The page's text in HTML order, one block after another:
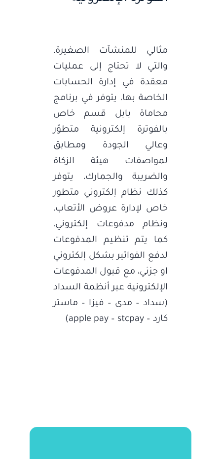
مثالي للمنشآت الصغيرة،
والتي لا تحتاج إلى عمليات
معقدة في إدارة الحسابات
الخاصة بها، يتوفر في برنامج
محاماة بابل قسم خاص
بالفوترة إلكترونية متطوّر
وعالي الجودة ومطابق
لمواصفات هيئة الزكاة
والضريبة والجمارك، يتوفر
كذلك نظام إلكتروني متطور
خاص لإدارة عروض الأتعاب،
ونظام مدفوعات إلكتروني،
كما يتم تنظيم المدفوعات
لدفع الفواتير بشكل إلكتروني
او جزئي، مع قبول المدفوعات
الإلكترونية عبر أنظمة السداد
(سداد – مدى – فيزا – ماستر
كارد – apple pay – stcpay)